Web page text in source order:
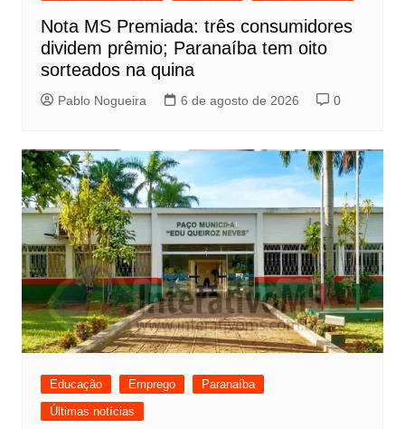
Nota MS Premiada: três consumidores
dividem prêmio; Paranaíba tem oito
sorteados na quina
Pablo Nogueira 6 de agosto de 2026 0
Educação Emprego
Paranaíba
Últimas notícias